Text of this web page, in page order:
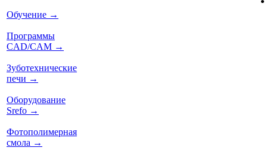
Обучение →
Программы
CAD/CAM →
Зуботехнические
печи →
Оборудование
Srefo →
Фотополимерная
смола →